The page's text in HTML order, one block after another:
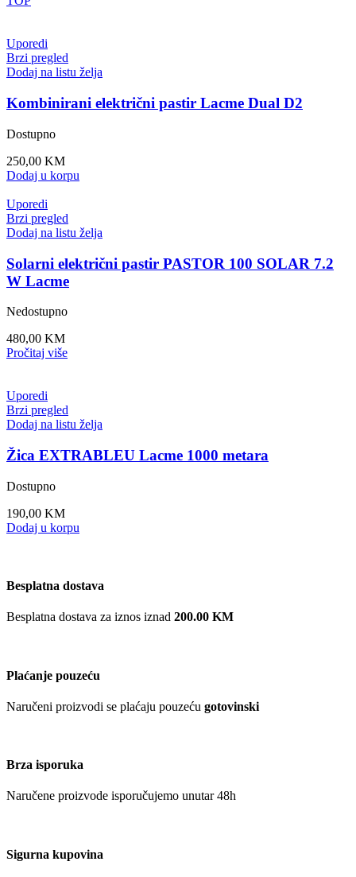
Uporedi
Brzi pregled
Dodaj na listu želja
Kombinirani električni pastir Lacme Dual D2
Dostupno
250,00 KM
Dodaj u korpu
Uporedi
Brzi pregled
Dodaj na listu želja
Solarni električni pastir PASTOR 100 SOLAR 7.2
W Lacme
Nedostupno
480,00 KM
Pročitaj više
Uporedi
Brzi pregled
Dodaj na listu želja
Žica EXTRABLEU Lacme 1000 metara
Dostupno
190,00 KM
Dodaj u korpu
Besplatna dostava
Besplatna dostava za iznos iznad 200.00 KM
Plaćanje pouzeću
Naručeni proizvodi se plaćaju pouzeću gotovinski
Brza isporuka
Naručene proizvode isporučujemo unutar 48h
Sigurna kupovina